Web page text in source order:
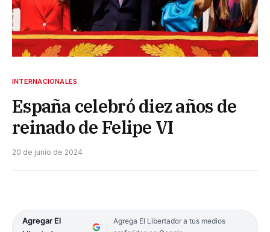
INTERNACIONALES
España celebró diez años de
reinado de Felipe VI
20 de junio de 2024
Agregar El
Agrega El Libertador a tus medios